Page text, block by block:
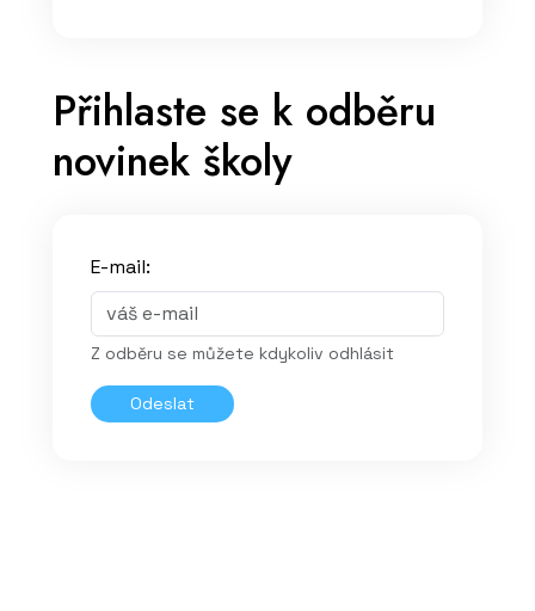
Přihlaste se k odběru
novinek školy
E-mail:
Z odběru se můžete kdykoliv odhlásit
Odeslat